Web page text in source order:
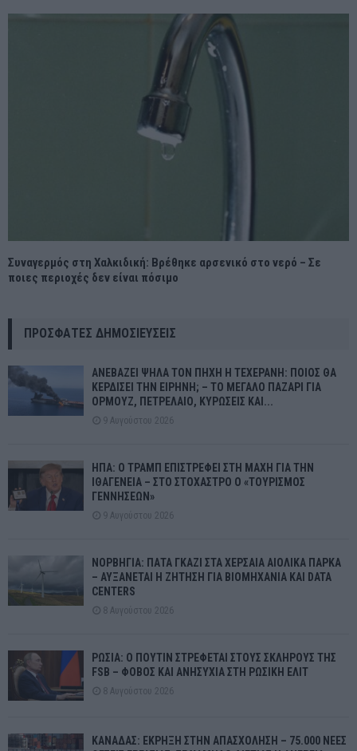
Συναγερμός στη Χαλκιδική: Βρέθηκε αρσενικό στο νερό – Σε
ποιες περιοχές δεν είναι πόσιμο
ΠΡΌΣΦΑΤΕΣ ΔΗΜΟΣΙΕΎΣΕΙΣ
ΑΝΕΒΑΖΕΙ ΨΗΛΑ ΤΟΝ ΠΗΧΗ Η ΤΕΧΕΡΑΝΗ: ΠΟΙΟΣ ΘΑ
ΚΕΡΔΙΣΕΙ ΤΗΝ ΕΙΡΗΝΗ; – ΤΟ ΜΕΓΑΛΟ ΠΑΖΑΡΙ ΓΙΑ
ΟΡΜΟΥΖ, ΠΕΤΡΕΛΑΙΟ, ΚΥΡΩΣΕΙΣ ΚΑΙ...
9 Αυγούστου 2026
ΗΠΑ: Ο ΤΡΑΜΠ ΕΠΙΣΤΡΕΦΕΙ ΣΤΗ ΜΑΧΗ ΓΙΑ ΤΗΝ
ΙΘΑΓΕΝΕΙΑ – ΣΤΟ ΣΤΟΧΑΣΤΡΟ Ο «ΤΟΥΡΙΣΜΟΣ
ΓΕΝΝΗΣΕΩΝ»
9 Αυγούστου 2026
ΝΟΡΒΗΓΙΑ: ΠΑΤΑ ΓΚΑΖΙ ΣΤΑ ΧΕΡΣΑΙΑ ΑΙΟΛΙΚΑ ΠΑΡΚΑ
– ΑΥΞΑΝΕΤΑΙ Η ΖΗΤΗΣΗ ΓΙΑ ΒΙΟΜΗΧΑΝΙΑ ΚΑΙ DATA
CENTERS
8 Αυγούστου 2026
ΡΩΣΙΑ: Ο ΠΟΥΤΙΝ ΣΤΡΕΦΕΤΑΙ ΣΤΟΥΣ ΣΚΛΗΡΟΥΣ ΤΗΣ
FSB – ΦΟΒΟΣ ΚΑΙ ΑΝΗΣΥΧΙΑ ΣΤΗ ΡΩΣΙΚΗ ΕΛΙΤ
8 Αυγούστου 2026
ΚΑΝΑΔΑΣ: ΕΚΡΗΞΗ ΣΤΗΝ ΑΠΑΣΧΟΛΗΣΗ – 75.000 ΝΕΕΣ